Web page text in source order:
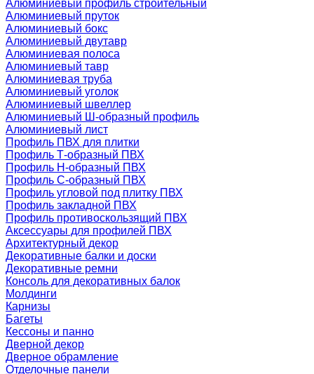
Алюминиевый профиль строительный
Алюминиевый пруток
Алюминиевый бокс
Алюминиевый двутавр
Алюминиевая полоса
Алюминиевый тавр
Алюминиевая труба
Алюминиевый уголок
Алюминиевый швеллер
Алюминиевый Ш-образный профиль
Алюминиевый лист
Профиль ПВХ для плитки
Профиль Т-образный ПВХ
Профиль H-образный ПВХ
Профиль C-образный ПВХ
Профиль угловой под плитку ПВХ
Профиль закладной ПВХ
Профиль противоскользящий ПВХ
Аксессуары для профилей ПВХ
Архитектурный декор
Декоративные балки и доски
Декоративные ремни
Консоль для декоративных балок
Молдинги
Карнизы
Багеты
Кессоны и панно
Дверной декор
Дверное обрамление
Отделочные панели